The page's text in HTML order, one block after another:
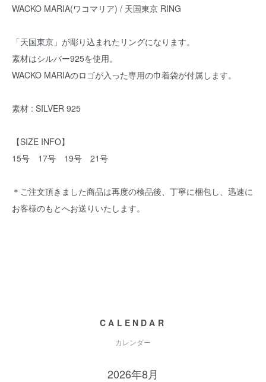
WACKO MARIA(ワコマリア) / 天国東京 RING
「天国東京」が彫り込まれたリングになります。
素材はシルバー925を使用。
WACKO MARIAのロゴが入った専用の巾着袋が付属します。
素材 : SILVER 925
【SIZE INFO】
15号 17号 19号 21号
＊ご注文頂きました商品は再度の検品後、丁寧に梱包し、迅速に
お客様のもとへお送りいたします。
CALENDAR
カレンダー
2026年8月